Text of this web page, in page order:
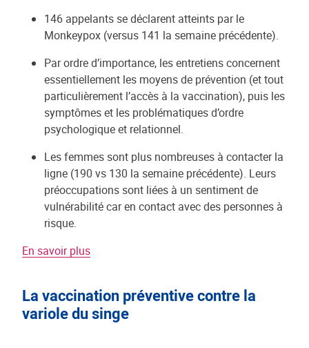
146 appelants se déclarent atteints par le
Monkeypox (versus 141 la semaine précédente).
Par ordre d’importance, les entretiens concernent
essentiellement les moyens de prévention (et tout
particulièrement l’accès à la vaccination), puis les
symptômes et les problématiques d’ordre
psychologique et relationnel.
Les femmes sont plus nombreuses à contacter la
ligne (190 vs 130 la semaine précédente). Leurs
préoccupations sont liées à un sentiment de
vulnérabilité car en contact avec des personnes à
risque.
En savoir plus
La vaccination préventive contre la
variole du singe